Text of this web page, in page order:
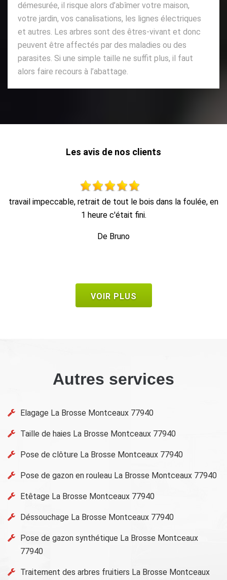
démesurée, il risque alors d’abîmer votre maison,
votre jardin, vos canalisations, les lignes électriques
et autres. Les arbres sont des êtres-vivant et donc
peuvent être affectés par des maladies ou des
parasites. Si une simple taille ne suffit plus, il faut
alors faire recours à l’abattage.
Les avis de nos clients
Travail propre et rapide, et enlèvement des déchets.
VOIR PLUS
Autres services
Elagage La Brosse Montceaux 77940
Taille de haies La Brosse Montceaux 77940
Pose de clôture La Brosse Montceaux 77940
Pose de gazon en rouleau La Brosse Montceaux 77940
Etêtage La Brosse Montceaux 77940
Déssouchage La Brosse Montceaux 77940
Pose de gazon synthétique La Brosse Montceaux
77940
Traitement des arbres fruitiers La Brosse Montceaux